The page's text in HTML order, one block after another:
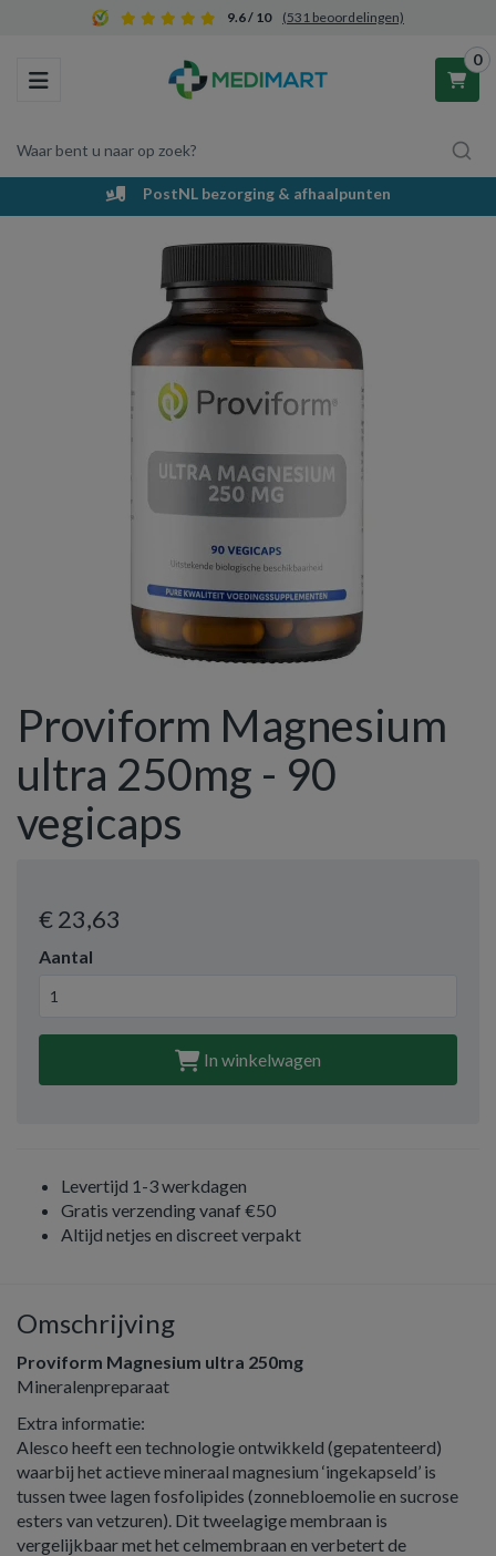
9.6 / 10 (531 beoordelingen)
Toggle navigation
Waar bent u naar op zoek?
0
Winkelwagen
Uw winkelwagen is leeg.
Vul hem met producten.
PostNL bezorging & afhaalpunten
Proviform Magnesium
ultra 250mg - 90
vegicaps
€ 23,63
Aantal
In winkelwagen
Levertijd 1-3 werkdagen
Gratis verzending vanaf €50
Altijd netjes en discreet verpakt
Omschrijving
Proviform Magnesium ultra 250mg
Mineralenpreparaat
Extra informatie:
Alesco heeft een technologie ontwikkeld (gepatenteerd)
waarbij het actieve mineraal magnesium ‘ingekapseld’ is
tussen twee lagen fosfolipides (zonnebloemolie en sucrose
esters van vetzuren). Dit tweelagige membraan is
vergelijkbaar met het celmembraan en verbetert de